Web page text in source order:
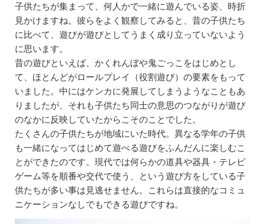
子供たちが集まって、何人かで一緒に遊んでいる姿、時折
見かけますね。彼らをよく観察してみると、昔の子供たち
に比べて、遊びが遊びとしてうまく成り立っていないよう
に思います。
昔の遊びといえば、かくれんぼや鬼ごっこをはじめとし
て、ほとんどがロールプレイ（役割遊び）の要素をもって
いました。中にはケンカに発展してしまうようなこともあ
りましたが、それも子供たち同士の意思のつながりが遊び
のなかに反映していたからこそのことでした。
たくさんの子供たちが地域にいた時代。異なる学年の子供
も一緒になってはじめて遊べる遊びをふんだんに楽しむこ
とができたのです。現代では何らかの道具や器具・テレビ
ゲーム等を順番や交代で使う、という遊び方をしている子
供たちが多い事は見逃せません。これらは直接的なコミュ
ニケーションなしでもできる遊びですね。